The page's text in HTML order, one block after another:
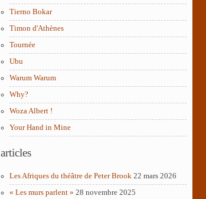
Tierno Bokar
Timon d'Athènes
Tournée
Ubu
Warum Warum
Why?
Woza Albert !
Your Hand in Mine
articles
Les Afriques du théâtre de Peter Brook 22 mars 2026
« Les murs parlent » 28 novembre 2025